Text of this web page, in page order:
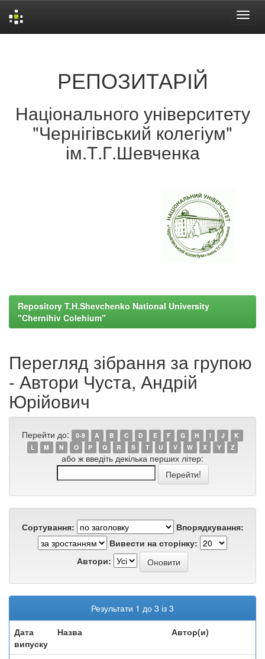
РЕПОЗИТАРІЙ
Національного університету
"Чернігівський колегіум"
ім.Т.Г.Шевченка
Repository T.H.Shevchenko National University
"Chernihiv Colehium"
Перегляд зібрання за групою
- Автори Чуста, Андрій
Юрійович
Перейти до: 0-9 A B C D E F G H I J
K
L
M N O P Q R S T U V W X Y Z
або ж введіть декілька перших літер:
Сортування:
Впорядкування:
Вивести на сторінку:
Автори:
Результати 1 до 3 із 3
Дата
випуску
Назва Автор(и)